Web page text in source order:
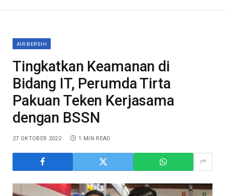
AIR BERSIH
Tingkatkan Keamanan di
Bidang IT, Perumda Tirta
Pakuan Teken Kerjasama
dengan BSSN
27 OKTOBER 2022 1 MIN READ